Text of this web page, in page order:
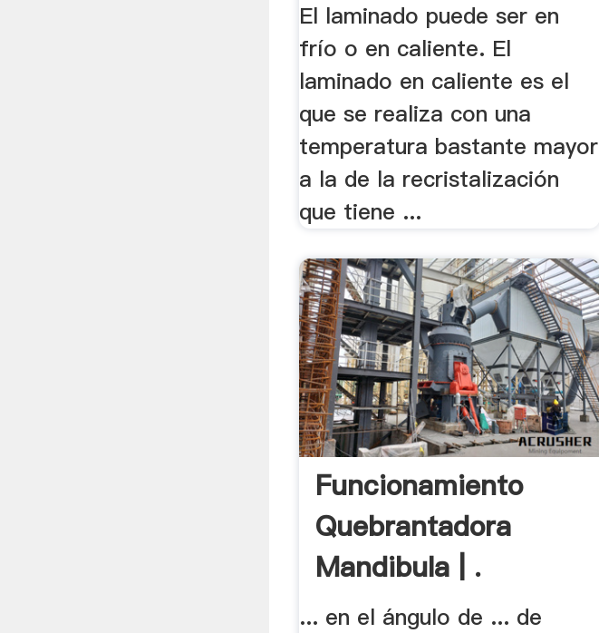
El laminado puede ser en
frío o en caliente. El
laminado en caliente es el
que se realiza con una
temperatura bastante mayor
a la de la recristalización
que tiene ...
Funcionamiento
Quebrantadora
Mandibula | .
... en el ángulo de ... de